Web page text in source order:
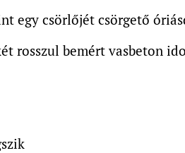
egy csörlőjét csörgető
rosszul bemért vasbeton